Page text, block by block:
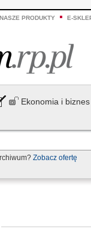
PRODUKTY E-
Ekonomia i biznes
Zobacz ofertę